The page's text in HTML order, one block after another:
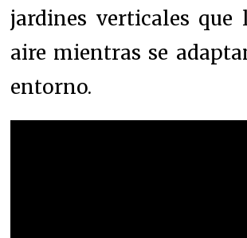
jardines verticales
aire mientras se
entorno.